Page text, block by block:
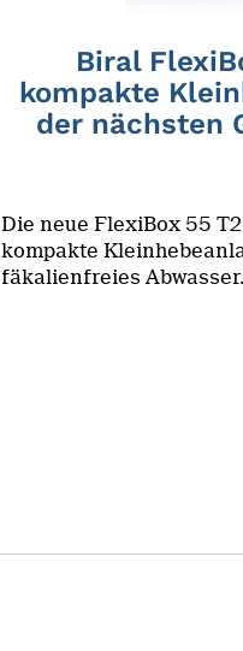
Biral
kompakte
der nächsten
Die neue FlexiBox 55
kompakte
fäkalienfreies Abwasser.